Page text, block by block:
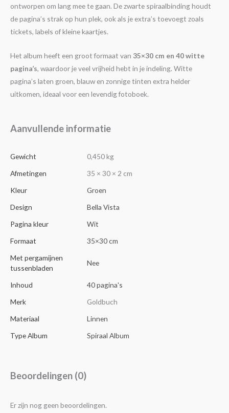
ontworpen om lang mee te gaan. De zwarte spiraalbinding houdt
de pagina’s strak op hun plek, ook als je extra’s toevoegt zoals
tickets, labels of kleine kaartjes.
Het album heeft een groot formaat van 35×30 cm en 40 witte
pagina’s, waardoor je veel vrijheid hebt in je indeling. Witte
pagina’s laten groen, blauw en zonnige tinten extra helder
uitkomen, ideaal voor een levendig fotoboek.
Aanvullende informatie
Gewicht
0,450 kg
Afmetingen
35 × 30 × 2 cm
Kleur
Groen
Design
Bella Vista
Pagina kleur
Wit
Formaat
35×30 cm
Met pergamijnen
tussenbladen
Nee
Inhoud
40 pagina's
Merk
Goldbuch
Materiaal
Linnen
Type Album
Spiraal Album
Beoordelingen (0)
Er zijn nog geen beoordelingen.